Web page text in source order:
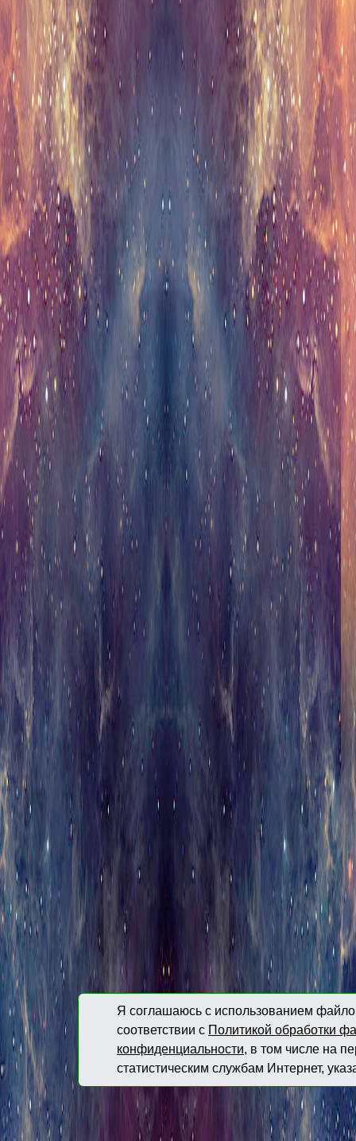
Я соглашаюсь с использованием
соответствии с Политикой обработки
конфиденциальности, в том числе на
статистическим службам Интернет,